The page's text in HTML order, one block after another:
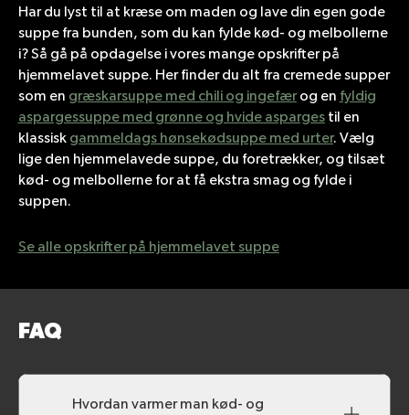
Har du lyst til at kræse om maden og lave din egen gode
suppe fra bunden, som du kan fylde kød- og melbollerne
i? Så gå på opdagelse i vores mange opskrifter på
hjemmelavet suppe. Her finder du alt fra cremede supper
som en græskarsuppe med chili og ingefærog en fyldig
aspargessuppe med grønne og hvide aspargestil en
klassisk gammeldags hønsekødsuppe med urter. Vælg
lige den hjemmelavede suppe, du foretrækker, og tilsæt
kød- og melbollerne for at få ekstra smag og fylde i
suppen.
Se alle opskrifter på hjemmelavet suppe
FAQ
Hvordan varmer man kød- og